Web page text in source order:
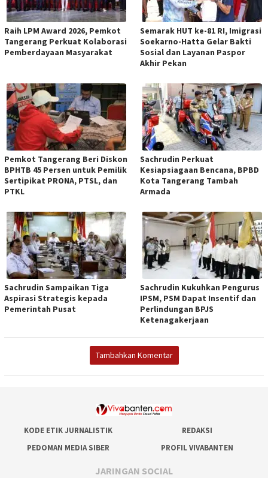
Raih LPM Award 2026, Pemkot
Tangerang Perkuat Kolaborasi
Pemberdayaan Masyarakat
Semarak HUT ke-81 RI, Imigrasi
Soekarno-Hatta Gelar Bakti
Sosial dan Layanan Paspor
Akhir Pekan
Pemkot Tangerang Beri Diskon
BPHTB 45 Persen untuk Pemilik
Sertipikat PRONA, PTSL, dan
PTKL
Sachrudin Perkuat
Kesiapsiagaan Bencana, BPBD
Kota Tangerang Tambah
Armada
Sachrudin Sampaikan Tiga
Aspirasi Strategis kepada
Pemerintah Pusat
Sachrudin Kukuhkan Pengurus
IPSM, PSM Dapat Insentif dan
Perlindungan BPJS
Ketenagakerjaan
Tambahkan Komentar
KODE ETIK JURNALISTIK
REDAKSI
PEDOMAN MEDIA SIBER
PROFIL VIVABANTEN
JARINGAN SOCIAL